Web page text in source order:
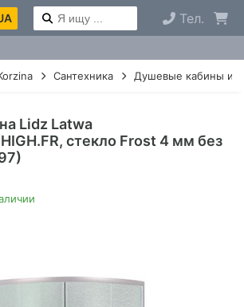
Тел.
Сантехника Душевые кабины и
Lidz Latwa
стекло Frost 4 мм без